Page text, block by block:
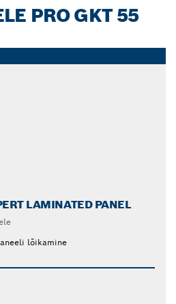
PRO GKT 55
LAMINATED PANEL
lõikamine